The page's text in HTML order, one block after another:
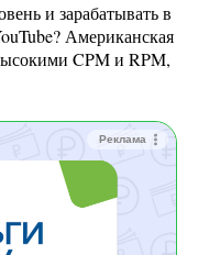
Американская
CPM и RPM,
Реклама